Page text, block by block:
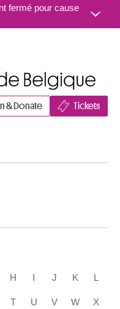
au contenu
fermé pour cause
& Donate Tickets
H I J K L
T U V W X